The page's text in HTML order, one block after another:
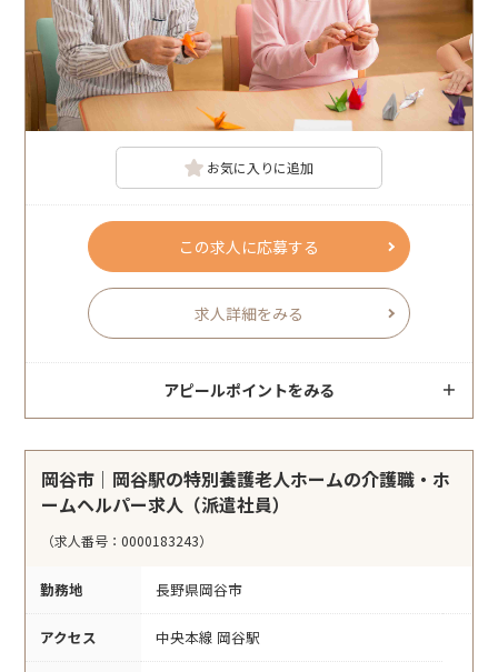
お気に入りに追加
この求人に応募する
求人詳細をみる
アピールポイントをみる
岡谷市｜岡谷駅の特別養護老人ホームの介護職・ホ
ームヘルパー求人（派遣社員）
（求人番号：0000183243）
勤務地 長野県岡谷市
アクセス 中央本線 岡谷駅